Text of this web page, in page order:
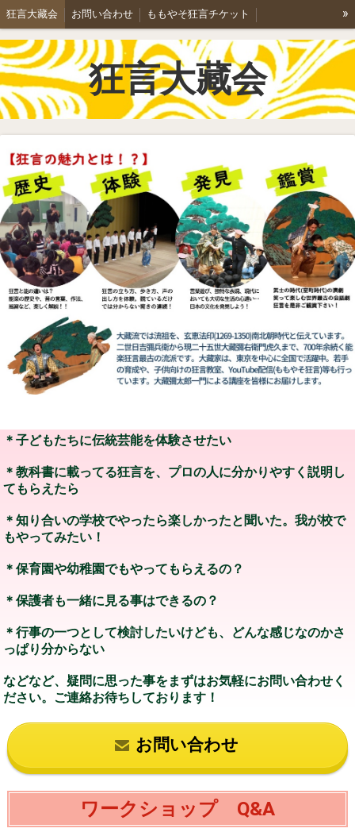
狂言大藏会 お問い合わせ ももやそ狂言チケット
能と狂言/彌右衛門家 学生狂言講座のご案内 狂言講座詳細
公演案内 ちょこっとももやそ2024 ちょこっとももやそ2025
ももやそ狂言2026 「空腕」を歩く。 鬼の首引き
大藏会ギャラリー 稽古のご案内
»
狂言大藏会
＊子どもたちに伝統芸能を体験させたい
＊教科書に載ってる狂言を、プロの人に分かりやすく説明し
てもらえたら
＊知り合いの学校でやったら楽しかったと聞いた。我が校で
もやってみたい！
＊保育園や幼稚園でもやってもらえるの？
＊保護者も一緒に見る事はできるの？
＊行事の一つとして検討したいけども、どんな感じなのかさ
っぱり分からない
などなど、疑問に思った事をまずはお気軽にお問い合わせく
ださい。ご連絡お待ちしております！
お問い合わせ
ワークショップ Q&A